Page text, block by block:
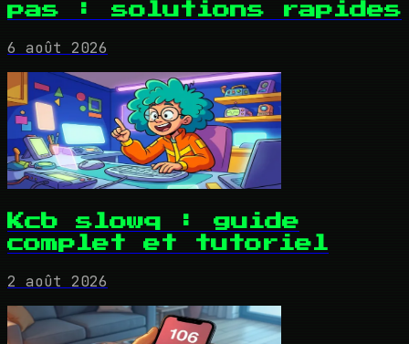
pas : solutions rapides
6 août 2026
Kcb slowq : guide
complet et tutoriel
2 août 2026